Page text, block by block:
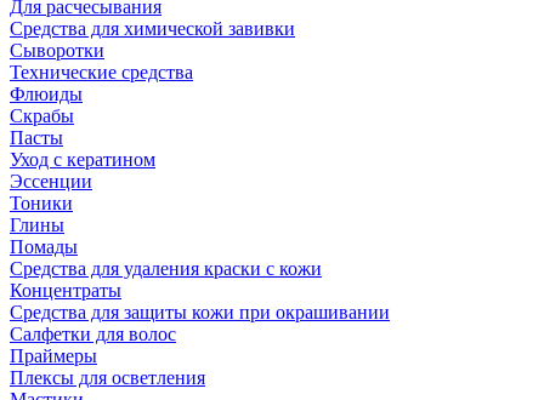
Для расчесывания
Средства для химической завивки
Сыворотки
Технические средства
Флюиды
Скрабы
Пасты
Уход с кератином
Эссенции
Тоники
Глины
Помады
Средства для удаления краски с кожи
Концентраты
Средства для защиты кожи при окрашивании
Салфетки для волос
Праймеры
Плексы для осветления